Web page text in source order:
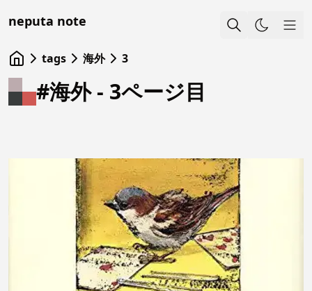
neputa note
tags
海外 3
#海外 - 3ページ目